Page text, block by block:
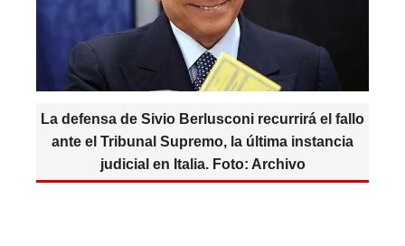
La defensa de Sivio Berlusconi recurrirá el fallo
ante el Tribunal Supremo, la última instancia
judicial en Italia. Foto: Archivo